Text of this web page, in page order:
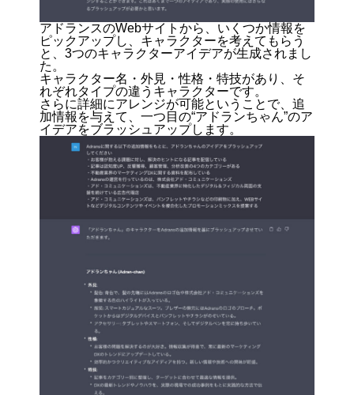
アドランスのWebサイトから、いくつか情報を
ピックアップし、キャラクターを考えてもらう
と、3つのキャラクターアイデアが生成されまし
た。
キャラクター名・外見・性格・特技があり、そ
れぞれタイプの違うキャラクターです。
さらに詳細にアレンジが可能ということで、追
加情報を与えて、一つ目の“アドランちゃん”のア
イデアをブラッシュアップします。